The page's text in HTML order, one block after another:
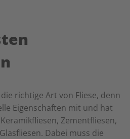
richtige Art von Fliese, denn
Eigenschaften mit und hat
Zementfliesen,
Dabei muss die